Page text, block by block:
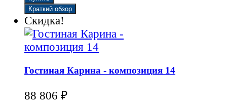
Скидка!
Гостиная Карина - композиция 14
88 806 ₽